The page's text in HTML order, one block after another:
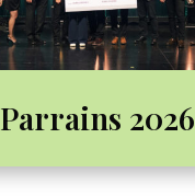
Parrains 2026